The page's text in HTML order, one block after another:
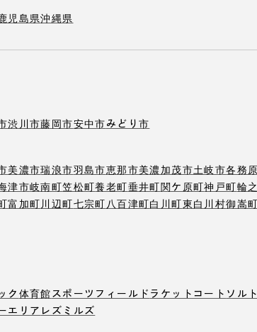
児島県沖縄県
渋川市藤岡市安中市みどり市
美濃市瑞浪市羽島市恵那市美濃加茂市土岐市各務
津市岐南町笠松町養老町垂井町関ケ原町神戸町輪
富加町川辺町七宗町 八百津町白川町東白川村御嵩町
ク体育館スポーツフィールド ラケットコート ソル
エリア レズミルズ